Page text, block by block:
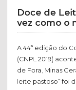
Doce de
vez como o
A 44ª edição do
(CNPL 2019)
de Fora, Minas
leite pastoso” foi